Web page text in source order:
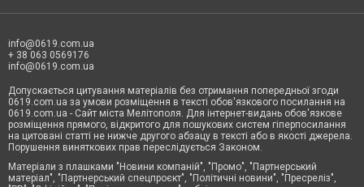
info@0619.com.ua
+ 38 063 0569176
info@0619.com.ua
Допускається цитування матеріалів без отримання попередньої згоди
0619.com.ua за умови розміщення в тексті обов'язкового посилання на
0619.com.ua - Сайт міста Мелітополя. Для інтернет-видань обов'язкове
розміщення прямого, відкритого для пошукових систем гіперпосилання
на цитовані статті не нижче другого абзацу в тексті або в якості джерела.
Порушення виняткових прав переслідується Законом.
Матеріали з плашками "Новини компаній", "Промо", "Партнерський
матеріал", "Партнерський спецпроєкт", "Політичні новини", "Пресреліз",